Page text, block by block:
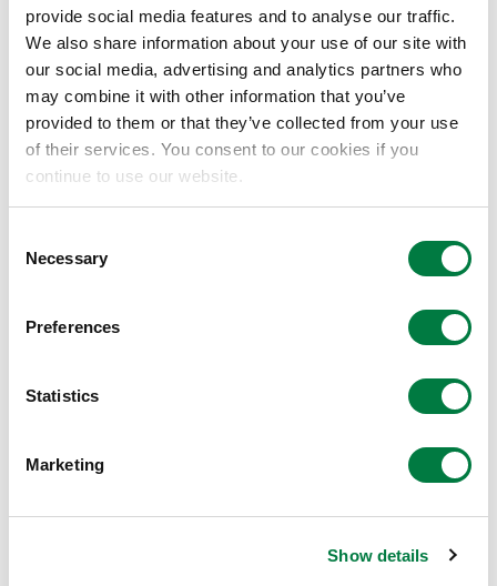
provide social media features and to analyse our traffic.
We also share information about your use of our site with
our social media, advertising and analytics partners who
may combine it with other information that you’ve
provided to them or that they’ve collected from your use
of their services. You consent to our cookies if you
continue to use our website.
Selection
Necessary
Preferences
Statistics
Marketing
Show details
体や企業との連携も視野に推進してまいります。
各社コメント
住友化学 取締役 副社長執行役員 上田 博
当社は、2021年12月に、2050年カーボンニュートラル
を通じた世界のGHG削減への「貢献」の両面から取り
め、本連携を通じて、GHG排出抑制や炭素資源循環に
貢献する技術の開発と社会実装を加速させていきたいと
考えています。当社は、今後もさまざまなステークホル
ダーと連携を強化し、カーボンニュートラル社会の実現
ギーや石化製品の安定供給の責任を果たしつつ、脱炭素